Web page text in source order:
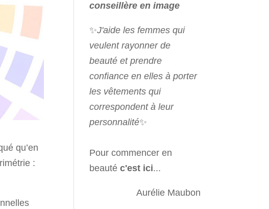
qu’en
:
conseillère en image
✨J'aide les femmes qui
veulent rayonner de
beauté et prendre
confiance en elles à porter
les vêtements qui
correspondent à leur
personnalité✨
Pour commencer en
beautéc'est ici...
Aurélie Maubon